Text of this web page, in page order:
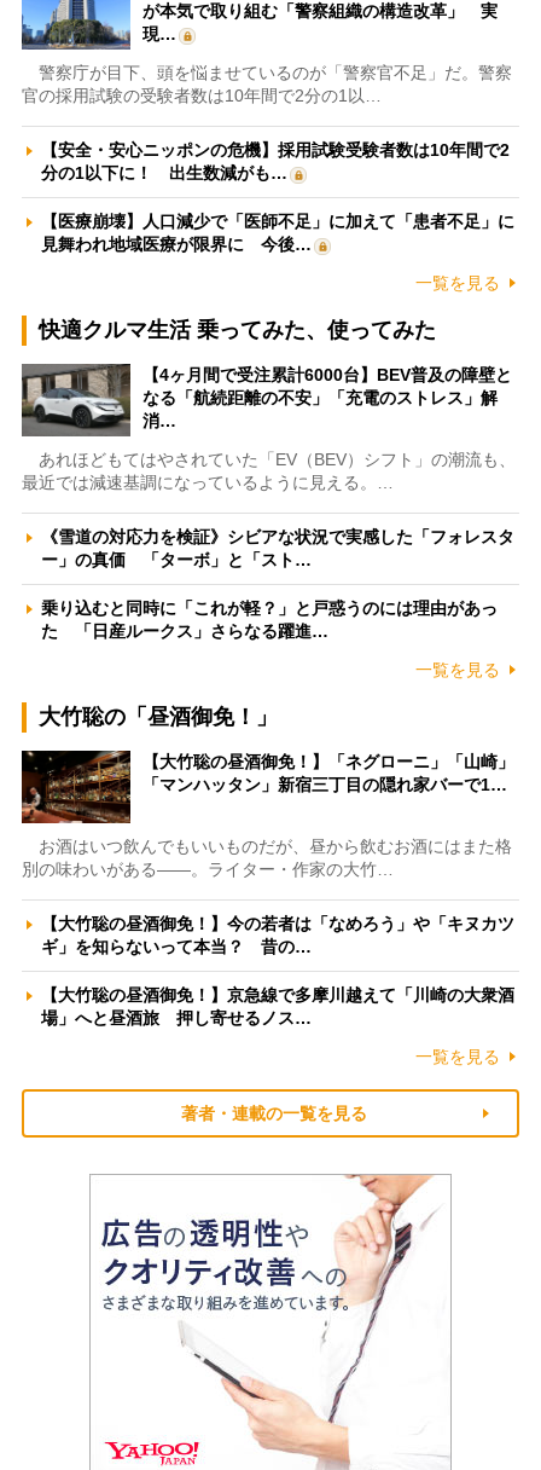
が本気で取り組む「警察組織の構造改革」 実
現…
警察庁が目下、頭を悩ませているのが「警察官不足」だ。警察
官の採用試験の受験者数は10年間で2分の1以…
【安全・安心ニッポンの危機】採用試験受験者数は10年間で2
分の1以下に！ 出生数減がも…
【医療崩壊】人口減少で「医師不足」に加えて「患者不足」に
見舞われ地域医療が限界に 今後…
一覧を見る
快適クルマ生活 乗ってみた、使ってみた
【4ヶ月間で受注累計6000台】BEV普及の障壁と
なる「航続距離の不安」「充電のストレス」解
消…
あれほどもてはやされていた「EV（BEV）シフト」の潮流も、
最近では減速基調になっているように見える。…
《雪道の対応力を検証》シビアな状況で実感した「フォレスタ
ー」の真価 「ターボ」と「スト…
乗り込むと同時に「これが軽？」と戸惑うのには理由があっ
た 「日産ルークス」さらなる躍進…
一覧を見る
大竹聡の「昼酒御免！」
【大竹聡の昼酒御免！】「ネグローニ」「山崎」
「マンハッタン」新宿三丁目の隠れ家バーで1…
お酒はいつ飲んでもいいものだが、昼から飲むお酒にはまた格
別の味わいがある――。ライター・作家の大竹…
【大竹聡の昼酒御免！】今の若者は「なめろう」や「キヌカツ
ギ」を知らないって本当？ 昔の…
【大竹聡の昼酒御免！】京急線で多摩川越えて「川崎の大衆酒
場」へと昼酒旅 押し寄せるノス…
一覧を見る
著者・連載の一覧を見る